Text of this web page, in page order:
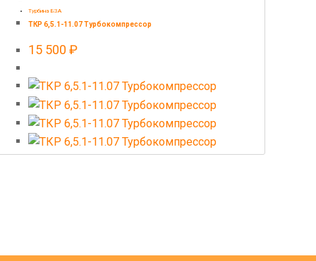
Турбина БЗА
ТКР 6,5.1-11.07 Турбокомпрессор
15 500₽